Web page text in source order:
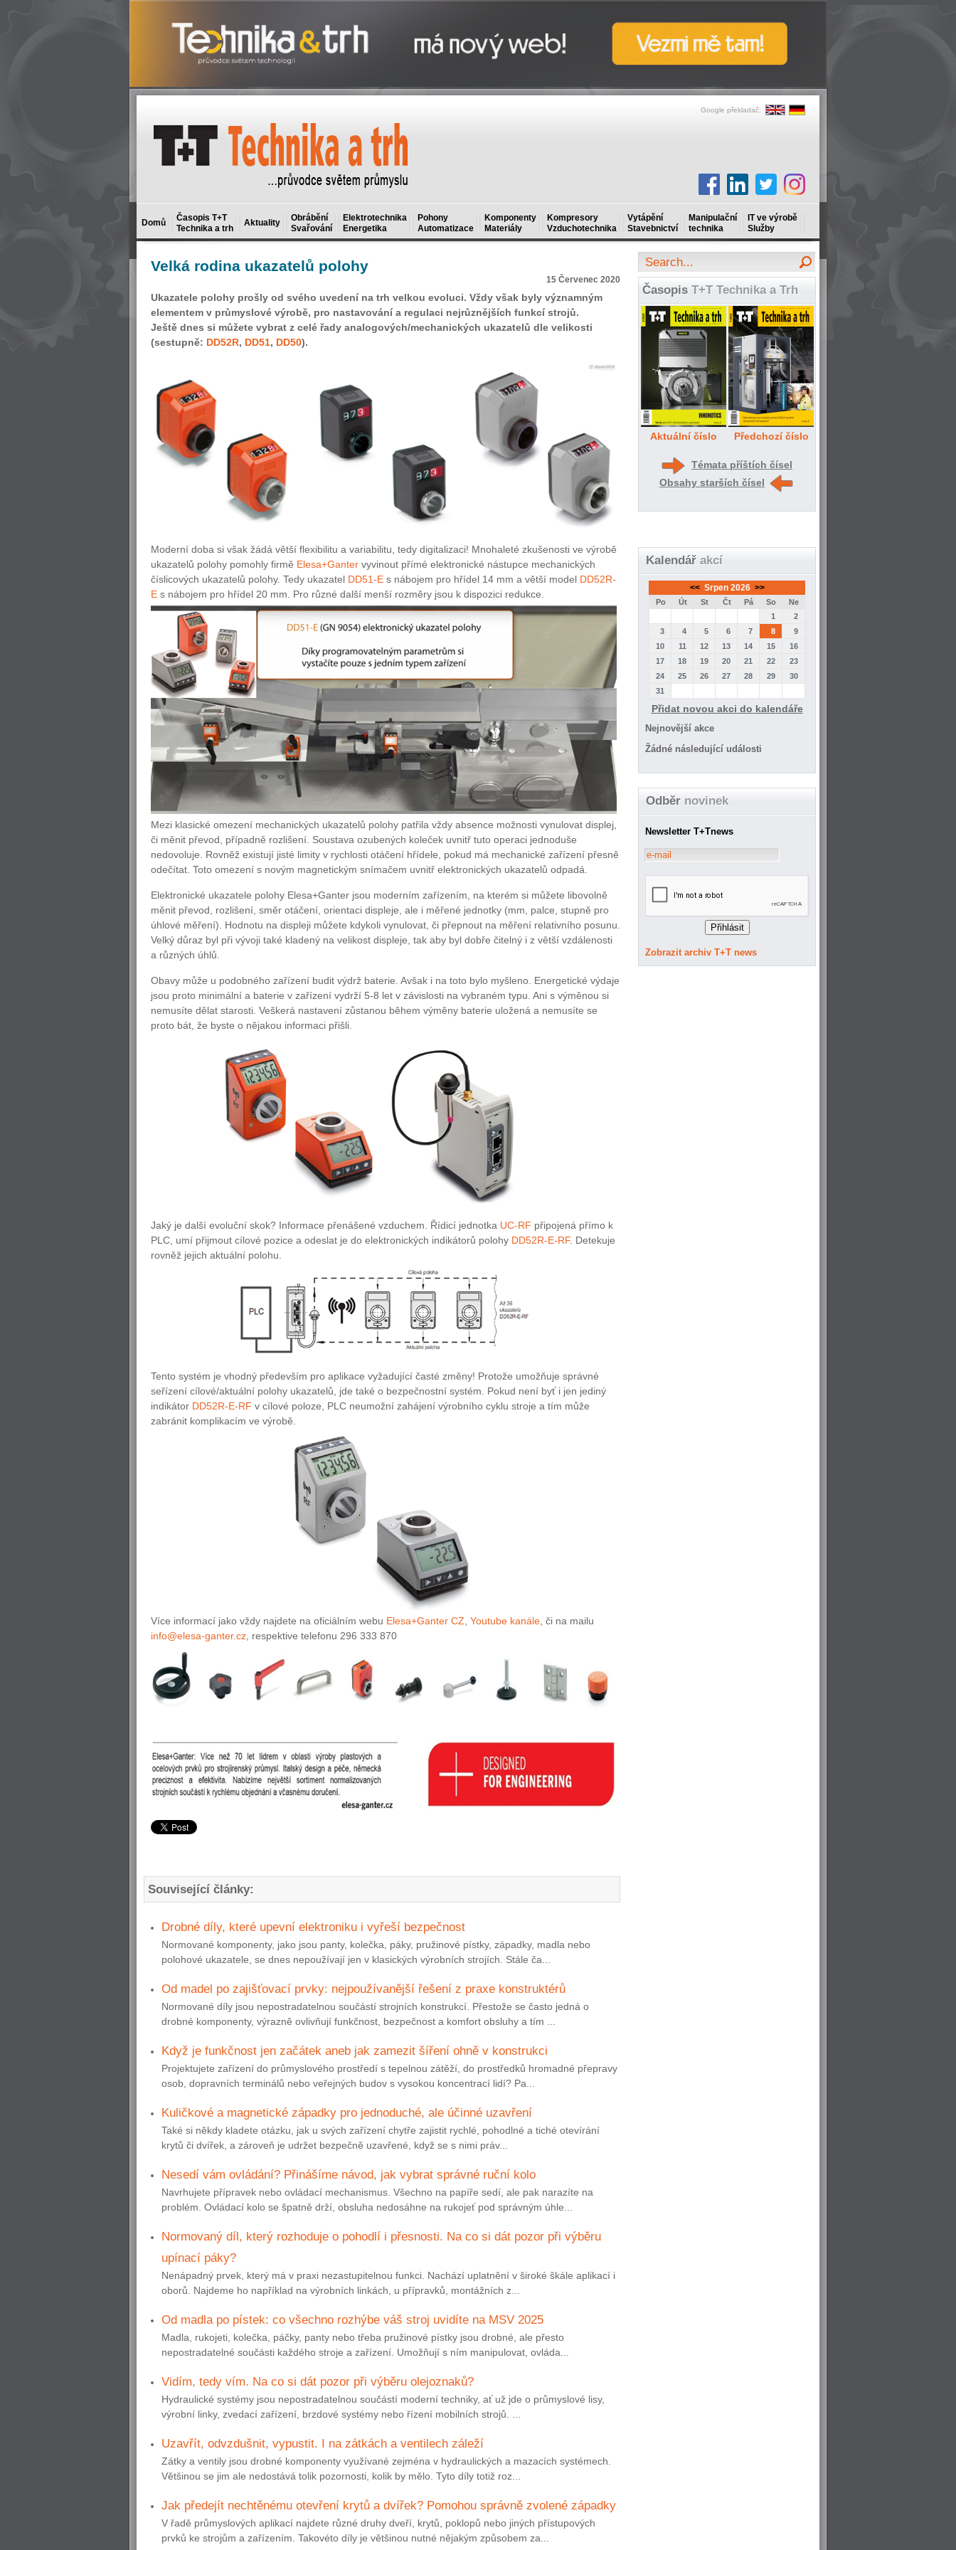
Google překladač:
Domů
Časopis T+T
Technika a trh
Aktuality
Obrábění
Svařování
Elektrotechnika
Energetika
Pohony
Automatizace
Komponenty
Materiály
Kompresory
Vzduchotechnika
Vytápění
Stavebnictví
Manipulační
technika
IT ve výrobě
Služby
Velká rodina ukazatelů polohy
15 Červenec 2020
Ukazatele polohy prošly od svého uvedení na trh velkou evoluci. Vždy však byly významným
elementem v průmyslové výrobě, pro nastavování a regulaci nejrůznějších funkcí strojů.
Ještě dnes si můžete vybrat z celé řady analogových/mechanických ukazatelů dle velikosti
(sestupně: DD52R, DD51, DD50).
Moderní doba si však žádá větší flexibilitu a variabilitu, tedy digitalizaci! Mnohaleté zkušenosti ve výrobě
ukazatelů polohy pomohly firmě Elesa+Ganter vyvinout přímé elektronické nástupce mechanických
číslicových ukazatelů polohy. Tedy ukazatel DD51-E s nábojem pro hřídel 14 mm a větší model DD52R-
E s nábojem pro hřídel 20 mm. Pro různé další menší rozměry jsou k dispozici redukce.
Mezi klasické omezení mechanických ukazatelů polohy patřila vždy absence možnosti vynulovat displej,
či měnit převod, případně rozlišení. Soustava ozubených koleček uvnitř tuto operaci jednoduše
nedovoluje. Rovněž existují jisté limity v rychlosti otáčení hřídele, pokud má mechanické zařízení přesně
odečítat. Toto omezení s novým magnetickým snímačem uvnitř elektronických ukazatelů odpadá.
Elektronické ukazatele polohy Elesa+Ganter jsou moderním zařízením, na kterém si můžete libovolně
měnit převod, rozlišení, směr otáčení, orientaci displeje, ale i měřené jednotky (mm, palce, stupně pro
úhlové měření). Hodnotu na displeji můžete kdykoli vynulovat, či přepnout na měření relativního posunu.
Velký důraz byl při vývoji také kladený na velikost displeje, tak aby byl dobře čitelný i z větší vzdálenosti
a různých úhlů.
Obavy může u podobného zařízení budit výdrž baterie. Avšak i na toto bylo myšleno. Energetické výdaje
jsou proto minimální a baterie v zařízení vydrží 5-8 let v závislosti na vybraném typu. Ani s výměnou si
nemusíte dělat starosti. Veškerá nastavení zůstanou během výměny baterie uložená a nemusíte se
proto bát, že byste o nějakou informaci přišli.
Jaký je další evoluční skok? Informace přenášené vzduchem. Řídicí jednotka UC-RF připojená přímo k
PLC, umí přijmout cílové pozice a odeslat je do elektronických indikátorů polohy DD52R-E-RF. Detekuje
rovněž jejich aktuální polohu.
Tento systém je vhodný především pro aplikace vyžadující časté změny! Protože umožňuje správné
seřízení cílové/aktuální polohy ukazatelů, jde také o bezpečnostní systém. Pokud není byť i jen jediný
indikátor DD52R-E-RF v cílové poloze, PLC neumožní zahájení výrobního cyklu stroje a tím může
zabránit komplikacím ve výrobě.
Více informací jako vždy najdete na oficiálním webu Elesa+Ganter CZ Youtube kanále , či na mailu
info@elesa-ganter.cz , respektive telefonu 296 333 870
Související články:
Drobné díly, které upevní elektroniku i vyřeší bezpečnost
Normované komponenty, jako jsou panty, kolečka, páky, pružinové pístky, západky, madla nebo
polohové ukazatele, se dnes nepoužívají jen v klasických výrobních strojích. Stále ča...
Od madel po zajišťovací prvky: nejpoužívanější řešení z praxe konstruktérů
Normované díly jsou nepostradatelnou součástí strojních konstrukcí. Přestože se často jedná o
drobné komponenty, výrazně ovlivňují funkčnost, bezpečnost a komfort obsluhy a tím ...
Když je funkčnost jen začátek aneb jak zamezit šíření ohně v konstrukci
Projektujete zařízení do průmyslového prostředí s tepelnou zátěží, do prostředků hromadné přepravy
osob, dopravních terminálů nebo veřejných budov s vysokou koncentrací lidí? Pa...
Kuličkové a magnetické západky pro jednoduché, ale účinné uzavření
Také si někdy kladete otázku, jak u svých zařízení chytře zajistit rychlé, pohodlné a tiché otevírání
krytů či dvířek, a zároveň je udržet bezpečně uzavřené, když se s nimi práv...
Nesedí vám ovládání? Přinášíme návod, jak vybrat správné ruční kolo
Navrhujete přípravek nebo ovládací mechanismus. Všechno na papíře sedí, ale pak narazíte na
problém. Ovládací kolo se špatně drží, obsluha nedosáhne na rukojeť pod správným úhle...
Normovaný díl, který rozhoduje o pohodlí i přesnosti. Na co si dát pozor při výběru
upínací páky?
Nenápadný prvek, který má v praxi nezastupitelnou funkci. Nachází uplatnění v široké škále aplikací i
oborů. Najdeme ho například na výrobních linkách, u přípravků, montážních z...
Od madla po pístek: co všechno rozhýbe váš stroj uvidíte na MSV 2025
Madla, rukojeti, kolečka, páčky, panty nebo třeba pružinové pístky jsou drobné, ale přesto
nepostradatelné součásti každého stroje a zařízení. Umožňují s ním manipulovat, ovláda...
Vidím, tedy vím. Na co si dát pozor při výběru olejoznaků?
Hydraulické systémy jsou nepostradatelnou součástí moderní techniky, ať už jde o průmyslové lisy,
výrobní linky, zvedací zařízení, brzdové systémy nebo řízení mobilních strojů. ...
Uzavřít, odvzdušnit, vypustit. I na zátkách a ventilech záleží
Zátky a ventily jsou drobné komponenty využívané zejména v hydraulických a mazacích systémech.
Většinou se jim ale nedostává tolik pozornosti, kolik by mělo. Tyto díly totiž roz...
Jak předejít nechtěnému otevření krytů a dvířek? Pomohou správně zvolené západky
V řadě průmyslových aplikací najdete různé druhy dveří, krytů, poklopů nebo jiných přístupových
prvků ke strojům a zařízením. Takovéto díly je většinou nutné nějakým způsobem za...
Časopis T+T Technika a Trh
Aktuální číslo Předchozí číslo
Témata příštích čísel
Obsahy starších čísel
Kalendář akcí
<< Srpen 2026 >>
Po Út St Čt Pá So
Ne
1
2
3
4 5 6 7 8
9
10
11 12 13 14 15
16
17
18 19 20 21 22
23
24
25 26 27 28 29
30
31
Přidat novou akci do kalendáře
Nejnovější akce
Žádné následující události
Odběr novinek
Newsletter T+Tnews
Zobrazit archiv T+T news